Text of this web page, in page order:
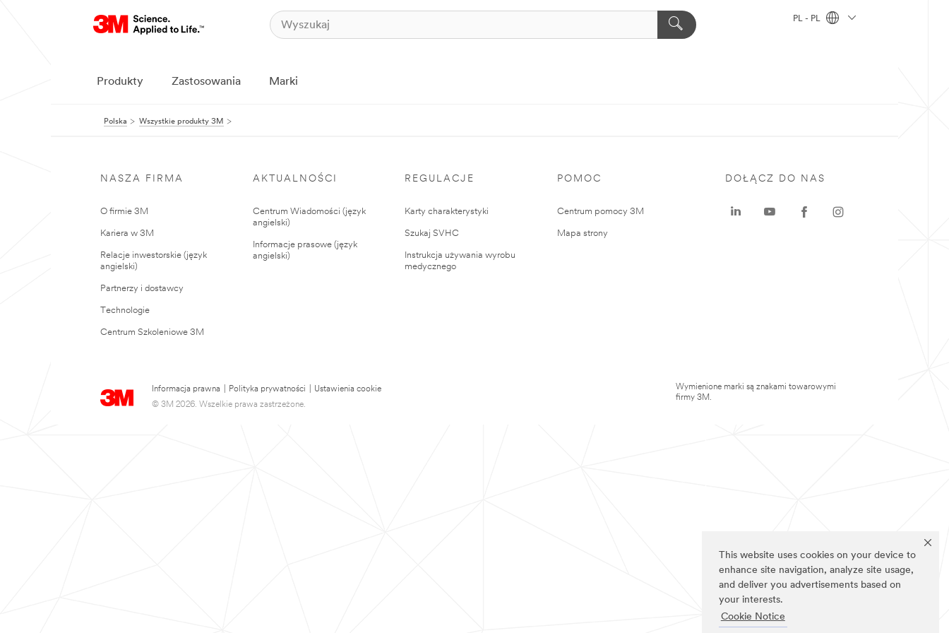
This website uses cookies on your device to
enhance site navigation, analyze site usage,
and deliver you advertisements based on
your interests.
Cookie Notice
PL - PL
Produkty Zastosowania Marki
Polska Wszystkie produkty 3M
NASZA FIRMA
O firmie 3M
Kariera w 3M
Relacje inwestorskie (język
angielski)
Partnerzy i dostawcy
Technologie
Centrum Szkoleniowe 3M
AKTUALNOŚCI
Centrum Wiadomości (język
angielski)
Informacje prasowe (język
angielski)
REGULACJE
Karty charakterystyki
Szukaj SVHC
Instrukcja używania wyrobu
medycznego
POMOC
Centrum pomocy 3M
Mapa strony
Informacja prawna Polityka prywatności
Ustawienia cookie
© 3M 2026. Wszelkie prawa zastrzeżone.
DOŁĄCZ DO NAS
Wymienione marki są znakami towarowymi
firmy 3M.